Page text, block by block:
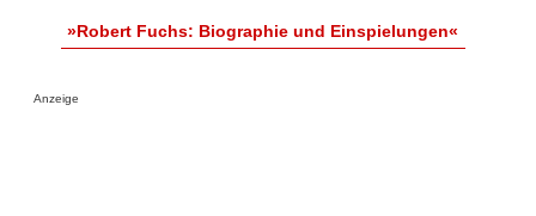
»Robert Fuchs: Biographie und Einspielungen«
Anzeige